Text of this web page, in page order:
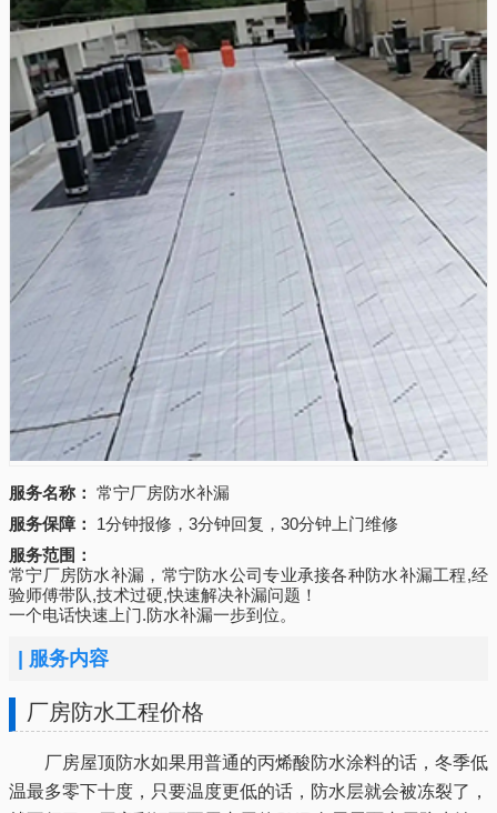
服务名称： 常宁厂房防水补漏
服务保障：
1分钟报修，3分钟回复，30分钟上门维修
服务范围：
常宁厂房防水补漏，常宁防水公司专业承接各种防水补漏工程,经
验师傅带队,技术过硬,快速解决补漏问题！
一个电话快速上门.防水补漏一步到位。
| 服务内容
厂房防水工程价格
厂房屋顶防水如果用普通的丙烯酸防水涂料的话，冬季低
温最多零下十度，只要温度更低的话，防水层就会被冻裂了，